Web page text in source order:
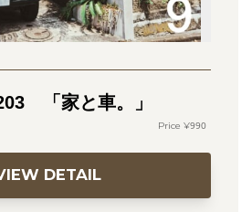
「家と車。」
990
DETAIL